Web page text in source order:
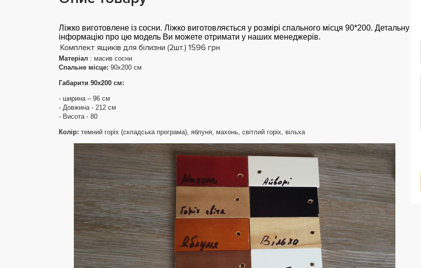
Ліжко виготовлене із сосни. Ліжко виготовляється у розмірі спального місця 90*200. Детальну
інформацію про цю модель Ви можете отримати у наших менеджерів.
Комплект ящиків для білизни (2шт.) 1596 грн
Матеріал : масив сосни
Спальне місце: 90х200 см
Габарити 90х200 см:
- ширина – 96 см
- Довжина - 212 см
- Висота - 80
Колір: темний горіх (складська програма), яблуня, махонь, світлий горіх, вільха